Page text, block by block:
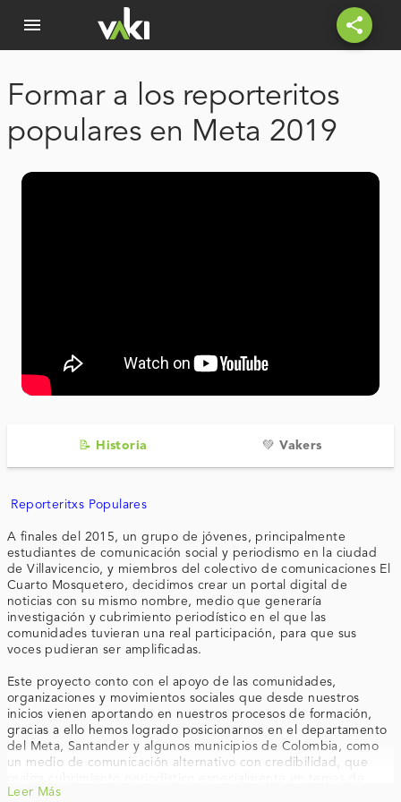
menu share
Formar a los reporteritos
populares en Meta 2019
📝 Historia 💚 Vakers
Reporteritxs Populares
A finales del 2015, un grupo de jóvenes, principalmente
estudiantes de comunicación social y periodismo en la ciudad
de Villavicencio, y miembros del colectivo de comunicaciones El
Cuarto Mosquetero, decidimos crear un portal digital de
noticias con su mismo nombre, medio que generaría
investigación y cubrimiento periodístico en el que las
comunidades tuvieran una real participación, para que sus
voces pudieran ser amplificadas.
Este proyecto conto con el apoyo de las comunidades,
organizaciones y movimientos sociales que desde nuestros
inicios vienen aportando en nuestros procesos de formación,
gracias a ello hemos logrado posicionarnos en el departamento
del Meta, Santander y algunos municipios de Colombia, como
un medio de comunicación alternativo con credibilidad, que
género, paz y cuidado del territorio.
Leer Más